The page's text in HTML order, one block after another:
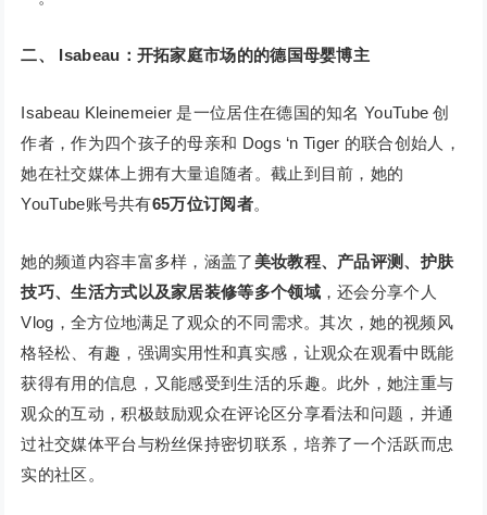
二、 Isabeau：开拓家庭市场的的德国母婴博主
Isabeau Kleinemeier 是一位居住在德国的知名 YouTube 创
作者，作为四个孩子的母亲和 Dogs ‘n Tiger 的联合创始人，
她在社交媒体上拥有大量追随者。截止到目前，她的
YouTube账号共有65万位订阅者。
她的频道内容丰富多样，涵盖了美妆教程、产品评测、护肤
技巧、生活方式以及家居装修等多个领域，还会分享个人
Vlog，全方位地满足了观众的不同需求。其次，她的视频风
格轻松、有趣，强调实用性和真实感，让观众在观看中既能
获得有用的信息，又能感受到生活的乐趣。此外，她注重与
观众的互动，积极鼓励观众在评论区分享看法和问题，并通
过社交媒体平台与粉丝保持密切联系，培养了一个活跃而忠
实的社区。